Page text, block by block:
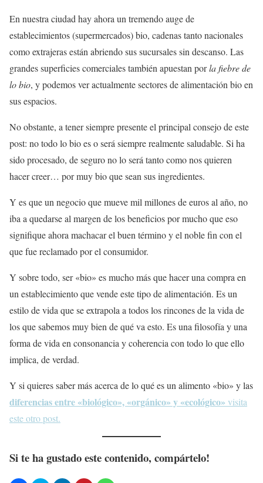
En nuestra ciudad hay ahora un tremendo auge de
establecimientos (supermercados) bio, cadenas tanto nacionales
como extrajeras están abriendo sus sucursales sin descanso. Las
grandes superficies comerciales también apuestan porla fiebre de
lo bio, y podemos ver actualmente sectores de alimentación bio en
sus espacios.
No obstante, a tener siempre presente el principal consejo de este
post: no todo lo bio es o será siempre realmente saludable. Si ha
sido procesado, de seguro no lo será tanto como nos quieren
hacer creer… por muy bio que sean sus ingredientes.
Y es que un negocio que mueve mil millones de euros al año, no
iba a quedarse al margen de los beneficios por mucho que eso
signifique ahora machacar el buen término y el noble fin con el
que fue reclamado por el consumidor.
Y sobre todo, ser «bio» es mucho más que hacer una compra en
un establecimiento que vende este tipo de alimentación. Es un
estilo de vida que se extrapola a todos los rincones de la vida de
los que sabemos muy bien de qué va esto. Es una filosofía y una
forma de vida en consonancia y coherencia con todo lo que ello
implica, de verdad.
Y si quieres saber más acerca de lo qué es un alimento «bio» y las
diferencias entre «biológico», «orgánico» y «ecológico» visita
este otro post.
Si te ha gustado este contenido, compártelo!